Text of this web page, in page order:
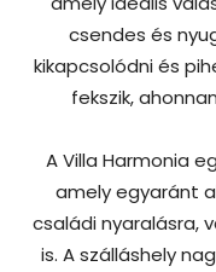
csendes és
kikapcsolódni és
fekszik,
A Villa Harmonia
amely egyaránt
családi nyaralásra,
is. A szálláshely